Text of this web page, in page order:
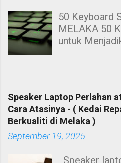
o
m
m
e
50 Keyboard
MELAKA 50
untuk
kepada anda
Menjadikan
Membuat
menggunakan
leceh dan
Speaker Laptop Perlahan
Cara Atasinya - ( Kedai
Berkualiti di Melaka )
September 19, 2025
Speaker